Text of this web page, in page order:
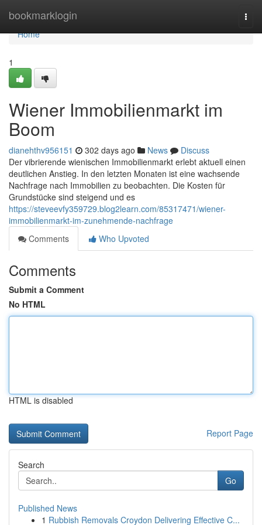
bookmarklogin
Home
Home
1
Wiener Immobilienmarkt im
Boom
dianehthv956151 302 days ago News
Discuss
Der vibrierende wienischen Immobilienmarkt erlebt aktuell einen
deutlichen Anstieg. In den letzten Monaten ist eine wachsende
Nachfrage nach Immobilien zu beobachten. Die Kosten für
Grundstücke sind steigend und es
https://steveevfy359729.blog2learn.com/85317471/wiener-
immobilienmarkt-im-zunehmende-nachfrage
Comments
Who Upvoted
Comments
Submit a Comment
No HTML
HTML is disabled
Report Page
Search
Go
Published News
1 Rubbish Removals Croydon Delivering Effective C...